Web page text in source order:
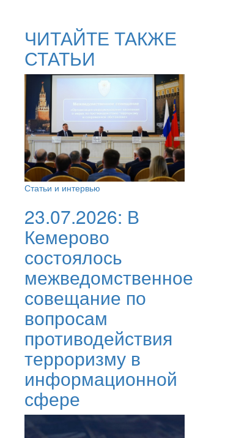
ЧИТАЙТЕ ТАКЖЕ
СТАТЬИ
Статьи и интервью
23.07.2026: В
Кемерово
состоялось
межведомственное
совещание по
вопросам
противодействия
терроризму в
информационной
сфере